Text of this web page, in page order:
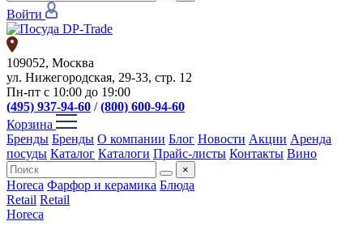
Войти
109052, Москва
ул. Нижегородская, 29-33, стр. 12
Пн-пт с 10:00 до 19:00
(495) 937-94-60 /(800) 600-94-60
Корзина
Бренды Бренды О компании Блог Новости Акции Аренда
посуды Каталог Каталоги Прайс-листы Контакты Вино
×
Horeca Фарфор и керамика Блюда
Retail Retail
Horeca